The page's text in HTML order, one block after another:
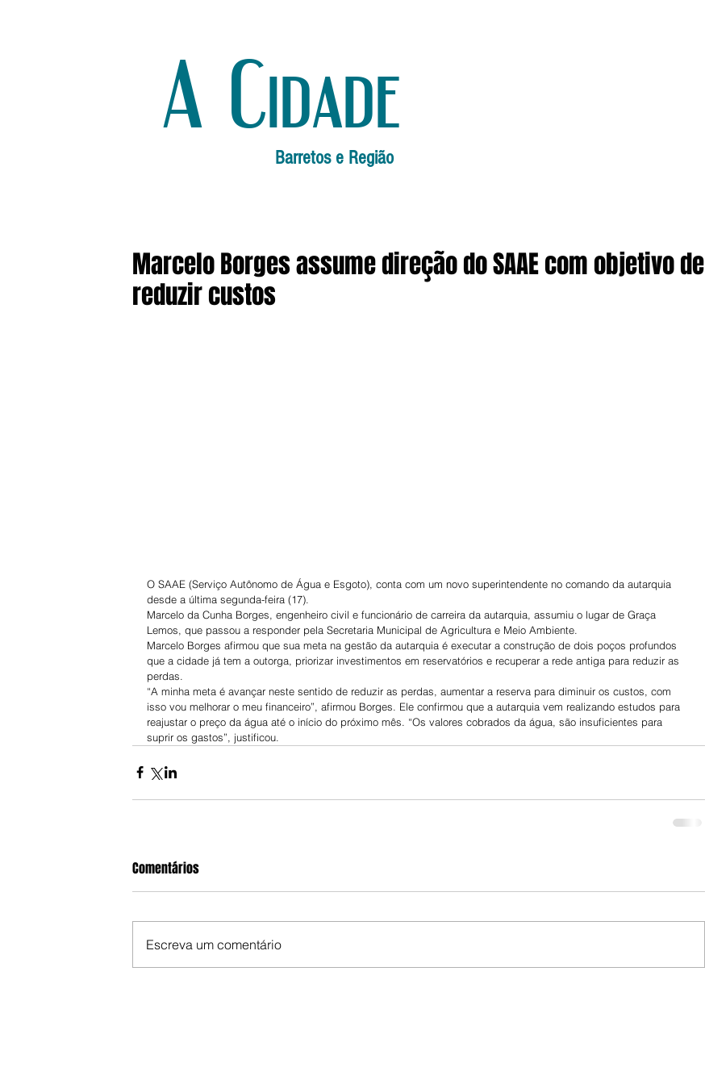
A Cidade
Barretos e Região
Marcelo Borges assume direção do SAAE com objetivo de
reduzir custos
O SAAE (Serviço Autônomo de Água e Esgoto), conta com um novo superintendente no comando da autarquia
desde a última segunda-feira (17).
Marcelo da Cunha Borges, engenheiro civil e funcionário de carreira da autarquia, assumiu o lugar de Graça
Lemos, que passou a responder pela Secretaria Municipal de Agricultura e Meio Ambiente.
Marcelo Borges afirmou que sua meta na gestão da autarquia é executar a construção de dois poços profundos
que a cidade já tem a outorga, priorizar investimentos em reservatórios e recuperar a rede antiga para reduzir as
perdas.
“A minha meta é avançar neste sentido de reduzir as perdas, aumentar a reserva para diminuir os custos, com
isso vou melhorar o meu financeiro”, afirmou Borges. Ele confirmou que a autarquia vem realizando estudos para
reajustar o preço da água até o início do próximo mês. “Os valores cobrados da água, são insuficientes para
suprir os gastos”, justificou.
Comentários
Escreva um comentário